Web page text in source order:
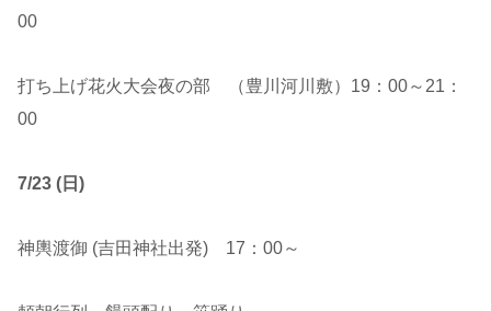
00
打ち上げ花火大会夜の部 （豊川河川敷）19：00～21：
00
7/23 (日)
神輿渡御 (吉田神社出発) 17：00～